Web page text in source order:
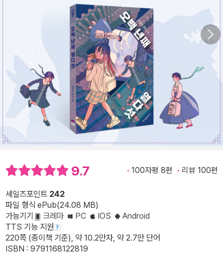
9.7 100자평 8편 리뷰 100편
세일즈포인트 242
파일 형식 ePub(24.08 MB)
가능기기
크레마 PC IOS
Android
TTS 기능 지원
220쪽 (종이책 기준), 약 10.2만자, 약 2.7만 단어
ISBN : 9791168122819